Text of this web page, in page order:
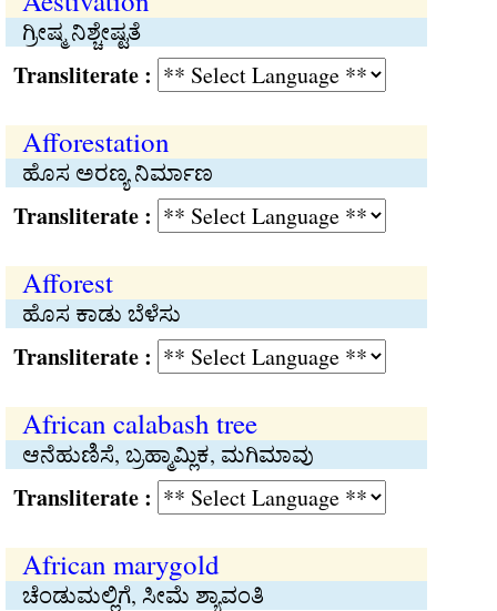
ಗ್ರೀಷ್ಮ ನಿಶ್ಚೇಷ್ಟತೆ
:
Afforestation
ಹೊಸ ಅರಣ್ಯ ನಿರ್ಮಾಣ
:
Afforest
ಹೊಸ ಕಾಡು ಬೆಳೆಸು
:
African calabash tree
ಆನೆಹುಣಿಸೆ, ಬ್ರಹ್ಮಾಮ್ಲಿಕ, ಮಗಿಮಾವು
:
African marygold
ಚೆಂಡುಮಲ್ಲಿಗೆ, ಸೀಮೆ ಶ್ಯಾವಂತಿ